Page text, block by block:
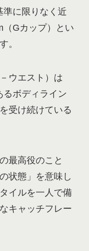
準に限りなく近
（Gカップ）とい
。
ウエスト）は
るボディライン
受け続けている
最高役のこと
状態」を意味し
イルを一人で備
キャッチフレー